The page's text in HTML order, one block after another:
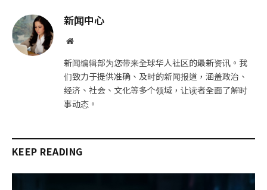
新闻中心
网
新闻编辑部为您带来全球华人社区的最新资讯。我
们致力于提供准确、及时的新闻报道，涵盖政治、
经济、社会、文化等多个领域，让读者全面了解时
事动态。
KEEP READING